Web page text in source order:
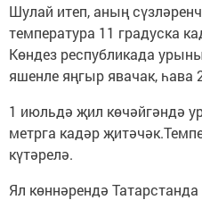
Шулай итеп, аның
температура 11 градуска
Көндез республикада
яшенле яңгыр явачак,
1 июльдә җил көчәйгәндә
метрга кадәр
күтәрелә.
Ял көннәрендә